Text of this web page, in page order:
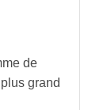
de
grand